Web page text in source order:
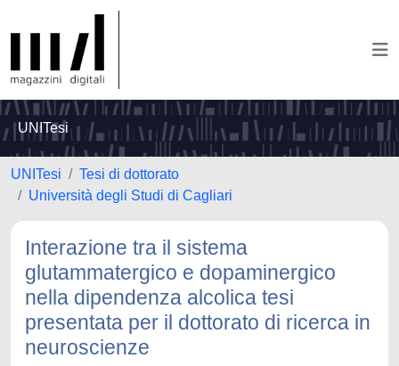
UNITesi
UNITesi
Tesi di dottorato
Università degli Studi di Cagliari
Interazione tra il sistema
glutammatergico e dopaminergico
nella dipendenza alcolica tesi
presentata per il dottorato di ricerca in
neuroscienze